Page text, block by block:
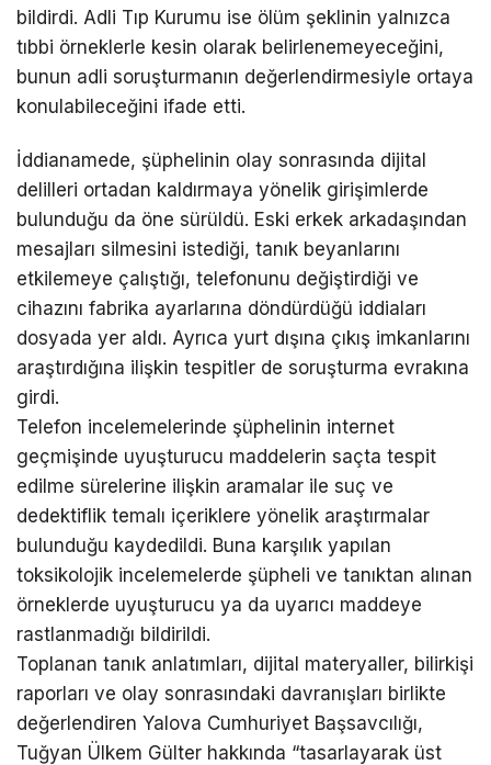
bildirdi. Adli Tıp Kurumu ise ölüm şeklinin yalnızca
tıbbi örneklerle kesin olarak belirlenemeyeceğini,
bunun adli soruşturmanın değerlendirmesiyle ortaya
konulabileceğini ifade etti.
İddianamede, şüphelinin olay sonrasında dijital
delilleri ortadan kaldırmaya yönelik girişimlerde
bulunduğu da öne sürüldü. Eski erkek arkadaşından
mesajları silmesini istediği, tanık beyanlarını
etkilemeye çalıştığı, telefonunu değiştirdiği ve
cihazını fabrika ayarlarına döndürdüğü iddiaları
dosyada yer aldı. Ayrıca yurt dışına çıkış imkanlarını
araştırdığına ilişkin tespitler de soruşturma evrakına
girdi.
Telefon incelemelerinde şüphelinin internet
geçmişinde uyuşturucu maddelerin saçta tespit
edilme sürelerine ilişkin aramalar ile suç ve
dedektiflik temalı içeriklere yönelik araştırmalar
bulunduğu kaydedildi. Buna karşılık yapılan
toksikolojik incelemelerde şüpheli ve tanıktan alınan
örneklerde uyuşturucu ya da uyarıcı maddeye
rastlanmadığı bildirildi.
Toplanan tanık anlatımları, dijital materyaller, bilirkişi
raporları ve olay sonrasındaki davranışları birlikte
değerlendiren Yalova Cumhuriyet Başsavcılığı,
Tuğyan Ülkem Gülter hakkında “tasarlayarak üst